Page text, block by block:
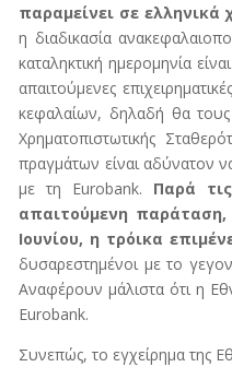
παραμείνει σε ελληνικά
η διαδικασία
καταληκτική ημερομηνία
απαιτούμενες
κεφαλαίων, δηλαδή θα
Χρηματοπιστωτικής
πραγμάτων είναι αδύνατον
με τη Eurobank. Παρά
απαιτούμενη παράταση,
Ιουνίου, η τρόικα
δυσαρεστημένοι με το
Αναφέρουν μάλιστα ότι η
Eurobank.
Συνεπώς, το εγχείρημα της